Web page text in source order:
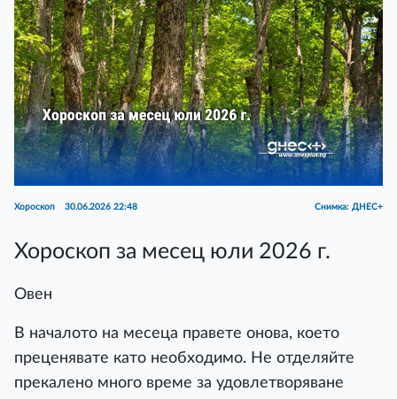
Хороскоп 30.06.2026 22:48 Снимка: ДНЕС+
Хороскоп за месец юли 2026 г.
Овен
В началото на месеца правете онова, което
преценявате като необходимо. Не отделяйте
прекалено много време за удовлетворяване